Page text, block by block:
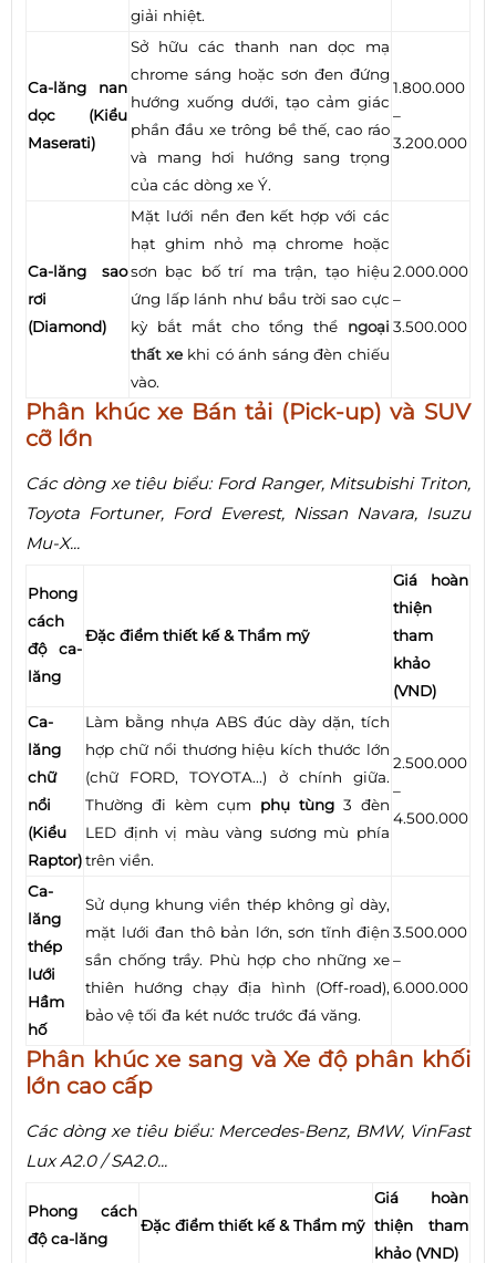
giải nhiệt.
Ca-lăng nan
dọc (Kiểu
Maserati)
Sở hữu các thanh nan dọc mạ
chrome sáng hoặc sơn đen đứng
hướng xuống dưới, tạo cảm giác
phần đầu xe trông bề thế, cao ráo
và mang hơi hướng sang trọng
của các dòng xe Ý.
1.800.000
–
3.200.000
Ca-lăng sao
rơi
(Diamond)
Mặt lưới nền đen kết hợp với các
hạt ghim nhỏ mạ chrome hoặc
sơn bạc bố trí ma trận, tạo hiệu
ứng lấp lánh như bầu trời sao cực
kỳ bắt mắt cho tổng thể ngoại
thất xekhi có ánh sáng đèn chiếu
vào.
2.000.000
–
3.500.000
Phân khúc xe Bán tải (Pick-up) và SUV
cỡ lớn
Các dòng xe tiêu biểu: Ford Ranger, Mitsubishi Triton,
Toyota Fortuner, Ford Everest, Nissan Navara, Isuzu
Mu-X...
Phong
cách
độ ca-
lăng
Đặc điểm thiết kế & Thẩm mỹ
Giá hoàn
thiện
tham
khảo
(VND)
Ca-
lăng
chữ
nổi
(Kiểu
Raptor)
Làm bằng nhựa ABS đúc dày dặn, tích
hợp chữ nổi thương hiệu kích thước lớn
(chữ FORD, TOYOTA...) ở chính giữa.
Thường đi kèm cụm phụ tùng 3 đèn
LED định vị màu vàng sương mù phía
trên viền.
2.500.000
–
4.500.000
Ca-
lăng
thép
lưới
Hầm
hố
Sử dụng khung viền thép không gỉ dày,
mặt lưới đan thô bản lớn, sơn tĩnh điện
sần chống trầy. Phù hợp cho những xe
thiên hướng chạy địa hình (Off-road),
bảo vệ tối đa két nước trước đá văng.
3.500.000
–
6.000.000
Phân khúc xe sang và Xe độ phân khối
lớn cao cấp
Các dòng xe tiêu biểu: Mercedes-Benz, BMW, VinFast
Lux A2.0 / SA2.0...
Phong cách
độ ca-lăng
Đặc điểm thiết kế & Thẩm mỹ
Giá hoàn
thiện tham
khảo (VND)